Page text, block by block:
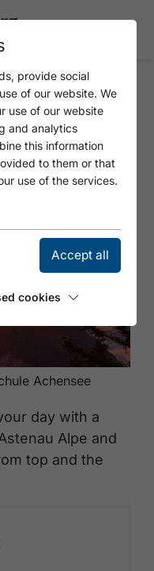
to the
Achensee
day with a
Alpe and
top and the
provide social
of our website. We
use of our website
and analytics
this information
to them or that
use of the services.
Accept all
cookies